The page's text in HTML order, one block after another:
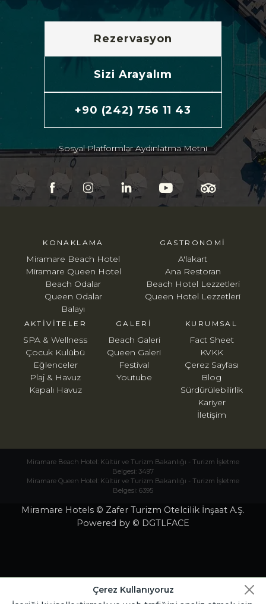
Rezervasyon
Sizi Arayalım
+90 (242) 756 11 43
KONAKLAMA
Miramare Beach Hotel
Miramare Queen Hotel
Beach Odalar
Queen Odalar
Balayı
GASTRONOMI
A'lakart
Ana Restoran
Beach Hotel Lezzetleri
Queen Hotel Lezzetleri
AKTIVITELER
SPA & Wellness
Çocuk Kulübü
Eğlenceler
Plaj & Havuz
Kapalı Havuz
KURUMSAL
Fact Sheet
KVKK
Çerez Sayfası
Blog
Sürdürülebilirlik
Kariyer
İletişim
GALERI
Beach Galeri
Queen Galeri
Festival
Youtube
Sosyal Platformlar Aydınlatma Metni
Miramare Beach Hotel: Kültür ve Turizm Bakanlığı - Turizm İşletme
Belgesi: 3497
Miramare Queen Hotel: Kültür ve Turizm Bakanlığı - Turizm İşletme
Belgesi: 6395
Miramare Hotels © Zafer Turizm Otelcilik İnşaat A.Ş.
Powered by © DGTLFACE
Çerez Kullanıyoruz